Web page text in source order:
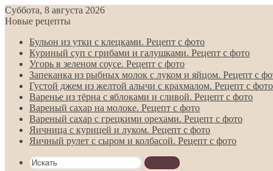
Суббота, 8 августа 2026
Новые рецепты
Бульон из утки с клецками. Рецепт с фото
Куриный суп с грибами и галушками. Рецепт с фото
Угорь в зеленом соусе. Рецепт с фото
Запеканка из рыбных молок с луком и яйцом. Рецепт с
Густой джем из желтой алычи с крахмалом. Рецепт с фото
Варенье из тёрна с яблоками и сливой. Рецепт с фото
Вареный сахар на молоке. Рецепт с фото
Вареный сахар с грецкими орехами. Рецепт с фото
Яичница с курицей и луком. Рецепт с фото
Яичный рулет с сыром и колбасой. Рецепт с фото
Искать